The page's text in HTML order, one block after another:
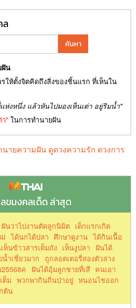
ล
ค้นหา
ฝัน
ให้ตั้งจิตคิดถึงสิ่งของชิ้นแรก ที่เห็นใน
ห่งหนึ่ง แล้วหันไปมองเห็นเต่า อยู่ริมน้ำ"
า"ในการทำนายฝัน
ายความฝัน ดูดวงความรัก ดวงการ
ขมงคลเด็ด ล่าสุด
ฝันว่าไปงานตัดลูกนิมิต เด็กแรกเกิด
ได้นกได้ปลา ศึกษาดูงาน ได้กินเนืัอ
ห็นข้าวสารเต็มถัง เห็นงูปลา
ฝันได้
น้ำเชี่ยวมาก
ถูกลอตเตอรี่สองตัวล่าง
ค
ฝันได้อุ้มลูกชายที่เสี คนเอา
ต็ม พวกพากินถิ่นป่าอยู่ หนอนไชออก
ต้น